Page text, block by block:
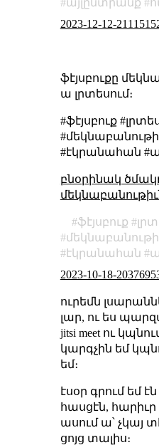
2023-12-12-
ֆէյսբուքը
ա լրտեսում։
#ֆէյսբուք
#էկրանահան
բնօրինակ
ֆէյսբուք
էկրանահան
2023-10-18-
ուրեմն
լար, ու ես
jitsi meet ու
կարգչին եմ
եմ։
էսօր գրում եմ
հասցէն,
ասում ա՝ չկայ
ցոյց տալիս։